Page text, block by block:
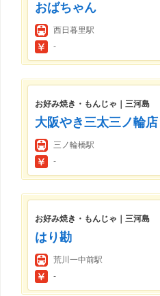
おばちゃん
西日暮里駅
-
お好み焼き・もんじゃ｜三河島
大阪やき三太三ノ輪店
三ノ輪橋駅
-
お好み焼き・もんじゃ｜三河島
はり勘
荒川一中前駅
-